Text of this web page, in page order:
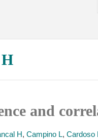
and
H, Campino L, Cardoso